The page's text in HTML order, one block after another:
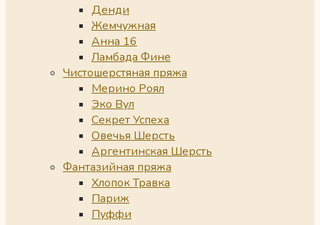
Денди
Жемчужная
Анна 16
Ламбада Фине
Чистошерстяная пряжа
Мерино Роял
Эко Вул
Секрет Успеха
Овечья Шерсть
Аргентинская Шерсть
Фантазийная пряжа
Хлопок Травка
Париж
Пуффи